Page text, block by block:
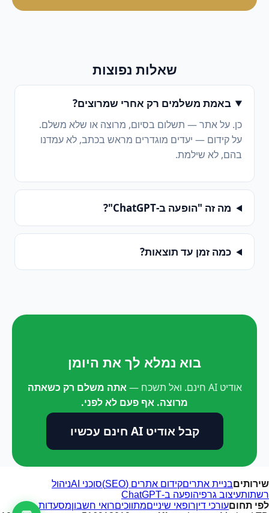
שאלות נפוצות
באמת משלמים רק אחרי שמרוצים?
כן. על אתר — תשלום בסיום, מרוצה או שלא משלם.
על קידום — יעדים מוגדרים מראש בכתב, לא עמדנו
בהם, לא שילמת.
מה זה "הופעה ב-ChatGPT"?
כמה זמן עד תוצאות?
בוא נמלא לך את היומן
אודיט AI חינם. ואל תשכח —
אתה משלם רק כשאתה
מרוצה. אף פעם לא לפני.
קבל אודיט AI חינם עכשיו
שירותיםבניית אתריםקידום אתרים (SEO) סוכני AI
ניהול
רשתותעיצוב גרפיהופעה ב-ChatGPT
לפי תחוםעורכי דיןרופאי שינייםמתווכיםרואי חשבוןמסעדות